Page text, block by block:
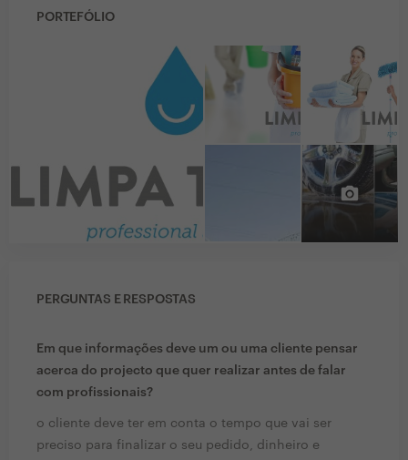
PORTEFÓLIO
PERGUNTAS E RESPOSTAS
Em que informações deve um ou uma cliente pensar
acerca do projecto que quer realizar antes de falar
com profissionais?
o cliente deve ter em conta o tempo que vai ser
preciso para finalizar o seu pedido, dinheiro e